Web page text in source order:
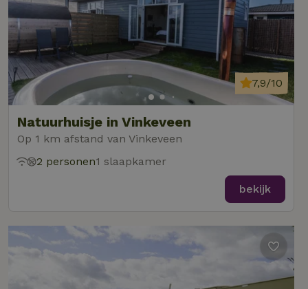
Natuurhuisje in Vinkeveen
Op 1 km afstand van Vinkeveen
7,9/10
2 personen1 slaapkamer
bekijk